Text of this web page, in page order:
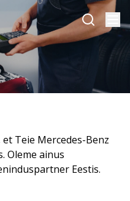
Teie Mercedes-Benz
Oleme ainus
Eestis.